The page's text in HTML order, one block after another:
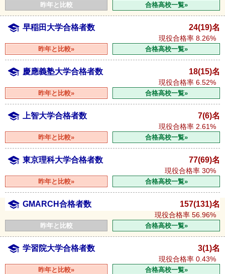
昨年と比較 合格高校一覧»
早稲田大学合格者数 24(19)名
現役合格率 8.26%
昨年と比較» 合格高校一覧»
慶應義塾大学合格者数 18(15)名
現役合格率 6.52%
昨年と比較» 合格高校一覧»
上智大学合格者数 7(6)名
現役合格率 2.61%
昨年と比較» 合格高校一覧»
東京理科大学合格者数 77(69)名
現役合格率 30%
昨年と比較» 合格高校一覧»
GMARCH合格者数 157(131)名
現役合格率 56.96%
昨年と比較 合格高校一覧»
学習院大学合格者数 3(1)名
現役合格率 0.43%
昨年と比較» 合格高校一覧»